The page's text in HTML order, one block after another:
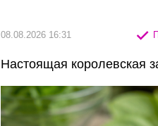
08.08.2026 16:31
Настоящая королевская